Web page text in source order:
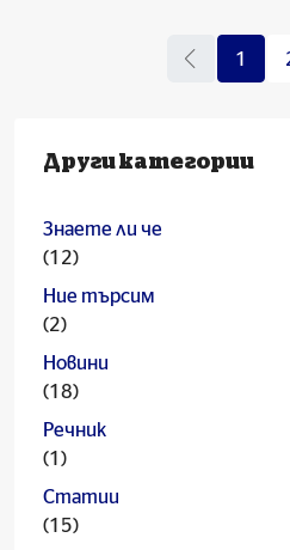
1
Други категории
Знаете ли че
(12)
Ние търсим
(2)
Новини
(18)
Речник
(1)
Статии
(15)